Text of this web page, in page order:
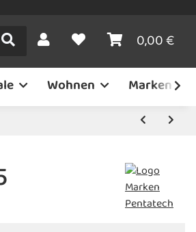
0,00 €
Wohnen Marken